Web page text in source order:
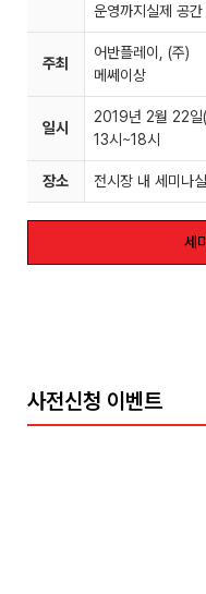
운영까지실제 공
주최
어반플레이, (주)
메쎄이상
일시
2019년 2월 22일
13시~18시
장소
전시장 내 세미나실
세
사전신청 이벤트